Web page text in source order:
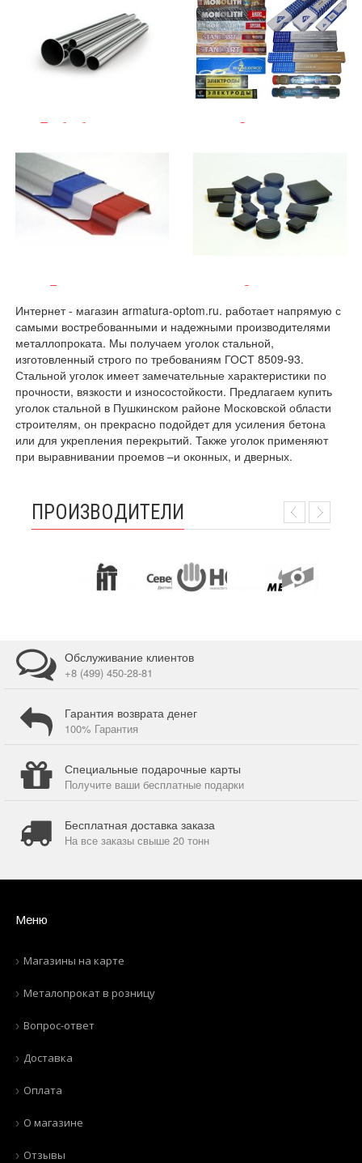
Трубы бесшовные Электроды
Евроштакетник Заглушки
Интернет - магазин armatura-optom.ru. работает напрямую с
самыми востребованными и надежными производителями
металлопроката. Мы получаем уголок стальной,
изготовленный строго по требованиям ГОСТ 8509-93.
Стальной уголок имеет замечательные характеристики по
прочности, вязкости и износостойкости. Предлагаем купить
уголок стальной в Пушкинском районе Московской области
строителям, он прекрасно подойдет для усиления бетона
или для укрепления перекрытий. Также уголок применяют
при выравнивании проемов –и оконных, и дверных.
ПРОИЗВОДИТЕЛИ
Обслуживание клиентов
+8 (499) 450-28-81
Гарантия возврата денег
100% Гарантия
Специальные подарочные карты
Получите ваши бесплатные подарки
Бесплатная доставка заказа
На все заказы свыше 20 тонн
Меню
Магазины на карте
Металопрокат в розницу
Вопрос-ответ
Доставка
Оплата
О магазине
Отзывы